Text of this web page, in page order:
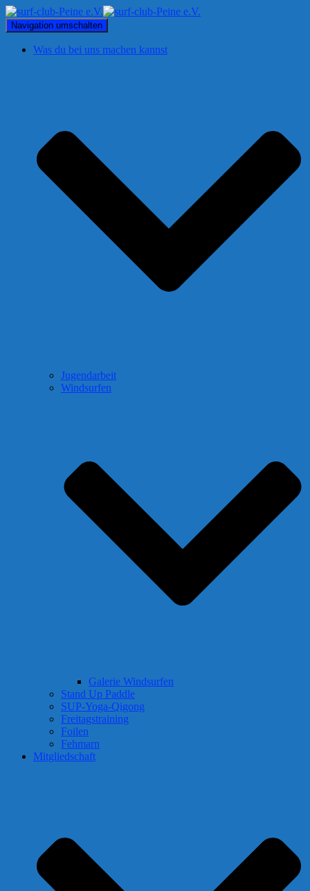
Navigation umschalten
Was du bei uns machen kannst
Jugendarbeit
Windsurfen
Galerie Windsurfen
Stand Up Paddle
SUP-Yoga-Qigong
Freitagstraining
Foilen
Fehmarn
Mitgliedschaft